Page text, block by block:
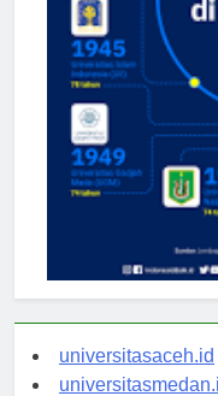
universitasaceh.id